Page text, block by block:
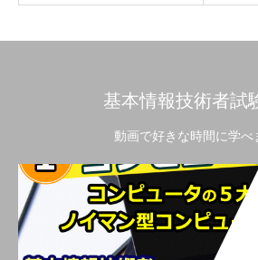
基本情報技術者試
動画で好きな時間に学べ